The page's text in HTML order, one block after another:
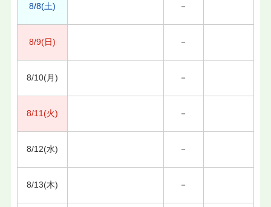
8/8(土) －
8/9(日) －
8/10(月) －
8/11(火) －
8/12(水) －
8/13(木) －